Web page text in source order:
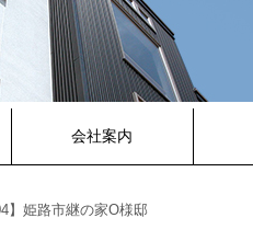
会社案内
】姫路市継の家O様邸